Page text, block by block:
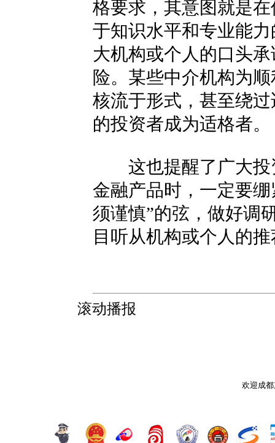
格要求，其意图就是
于知识水平和专业能
大机构或个人的口头
险。某些中介机构为
核流于形式，甚至绕
的投资者成为适格者。
这也提醒了广大投
金融产品时，一定要
须谨慎”的弦，做好调
目听从机构或个人的
滚动播报
欢迎成